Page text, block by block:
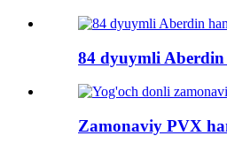
84 dyuymli
Zamonaviy PVX